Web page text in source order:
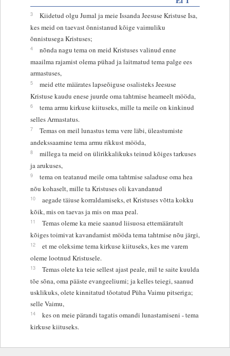
3
Kiidetud olgu Jumal ja meie Issanda Jeesuse Kristuse Isa,
kes meid on taevast õnnistanud kõige vaimuliku
õnnistusega Kristuses;
4
nõnda nagu tema on meid Kristuses valinud enne
maailma rajamist olema pühad ja laitmatud tema palge ees
armastuses,
5
meid ette määrates lapseõiguse osalisteks Jeesuse
Kristuse kaudu enese juurde oma tahtmise heameelt mööda,
6
tema armu kirkuse kiituseks, mille ta meile on kinkinud
selles Armastatus.
7
Temas on meil lunastus tema vere läbi, üleastumiste
andekssaamine tema armu rikkust mööda,
8
millega ta meid on ülirikkalikuks teinud kõiges tarkuses
ja arukuses,
9
tema on teatanud meile oma tahtmise saladuse oma hea
nõu kohaselt, mille ta Kristuses oli kavandanud
10
aegade täiuse korraldamiseks, et Kristuses võtta kokku
kõik, mis on taevas ja mis on maa peal.
11
Temas oleme ka meie saanud liisuosa ettemääratult
kõiges toimivat kavandamist mööda tema tahtmise nõu järgi,
12
et me oleksime tema kirkuse kiituseks, kes me varem
oleme lootnud Kristusele.
13
Temas olete ka teie sellest ajast peale, mil te saite kuulda
tõe sõna, oma pääste evangeeliumi; ja kelles teiegi, saanud
usklikuks, olete kinnitatud tõotatud Püha Vaimu pitseriga;
selle Vaimu,
14
kes on meie pärandi tagatis omandi lunastamiseni - tema
kirkuse kiituseks.